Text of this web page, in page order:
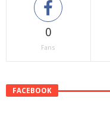
0
Fans
FACEBOOK